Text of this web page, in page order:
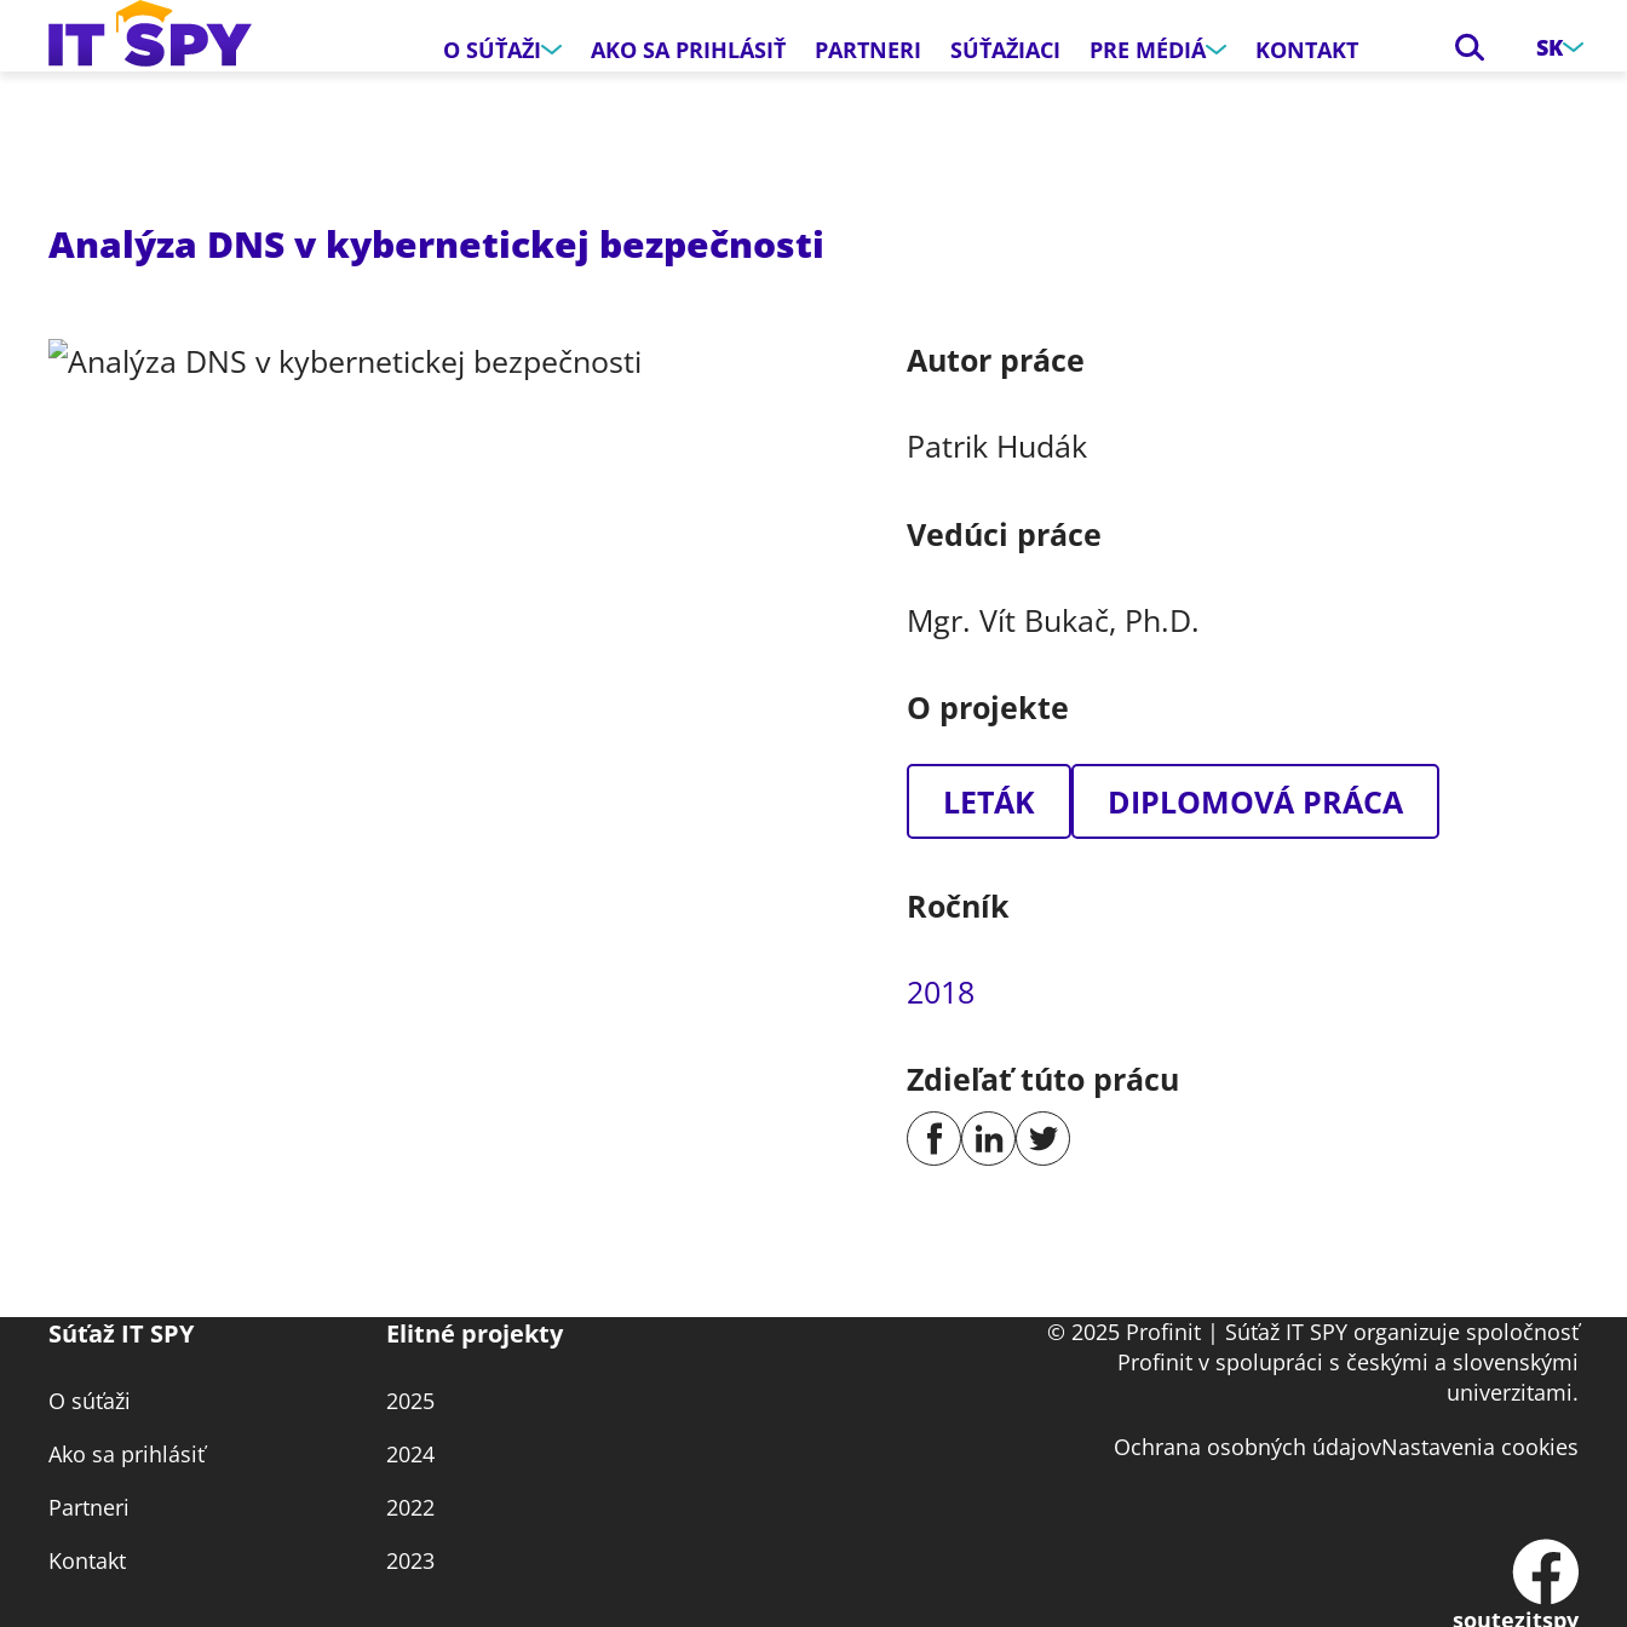
O SÚŤAŽI AKO SA PRIHLÁSIŤ PARTNERI SÚŤAŽIACI PRE MÉDIÁ KONTAKT SK
Analýza DNS v kybernetickej bezpečnosti
Autor práce
Patrik Hudák
Vedúci práce
Mgr. Vít Bukač, Ph.D.
O projekte
LETÁK DIPLOMOVÁ PRÁCA
Ročník
2018
Zdieľať túto prácu
Súťaž IT SPY
O súťaži
Ako sa prihlásiť
Partneri
Kontakt
Elitné projekty
2025
2024
2022
2023
© 2025 Profinit | Súťaž IT SPY organizuje spoločnosť
Profinit v spolupráci s českými a slovenskými
univerzitami.
Ochrana osobných údajovNastavenia cookies
soutezitspy